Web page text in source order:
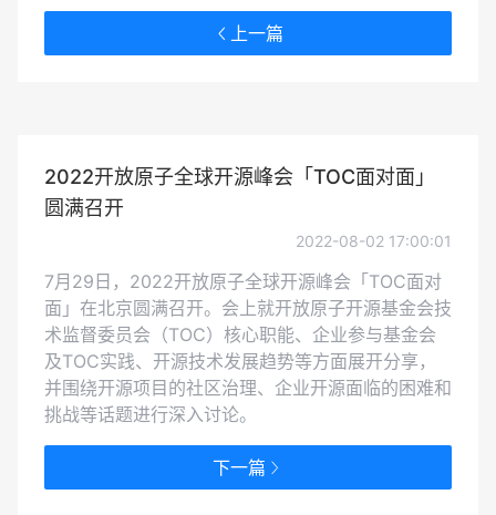
上一篇
2022开放原子全球开源峰会「TOC面对面」
圆满召开
2022-08-02 17:00:01
7月29日，2022开放原子全球开源峰会「TOC面对
面」在北京圆满召开。会上就开放原子开源基金会技
术监督委员会（TOC）核心职能、企业参与基金会
及TOC实践、开源技术发展趋势等方面展开分享，
并围绕开源项目的社区治理、企业开源面临的困难和
挑战等话题进行深入讨论。
下一篇